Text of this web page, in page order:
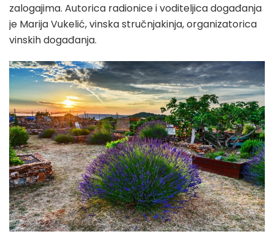
zalogajima. Autorica radionice i voditeljica događanja
je Marija Vukelić, vinska stručnjakinja, organizatorica
vinskih događanja.